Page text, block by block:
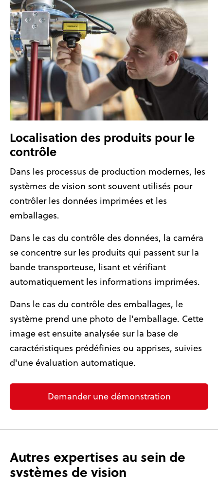
Localisation des produits pour le
contrôle
Dans les processus de production modernes, les
systèmes de vision sont souvent utilisés pour
contrôler les données imprimées et les
emballages.
Dans le cas du contrôle des données, la caméra
se concentre sur les produits qui passent sur la
bande transporteuse, lisant et vérifiant
automatiquement les informations imprimées.
Dans le cas du contrôle des emballages, le
système prend une photo de l'emballage. Cette
image est ensuite analysée sur la base de
caractéristiques prédéfinies ou apprises, suivies
d'une évaluation automatique.
Demander une démonstration
Autres expertises au sein de
systèmes de vision